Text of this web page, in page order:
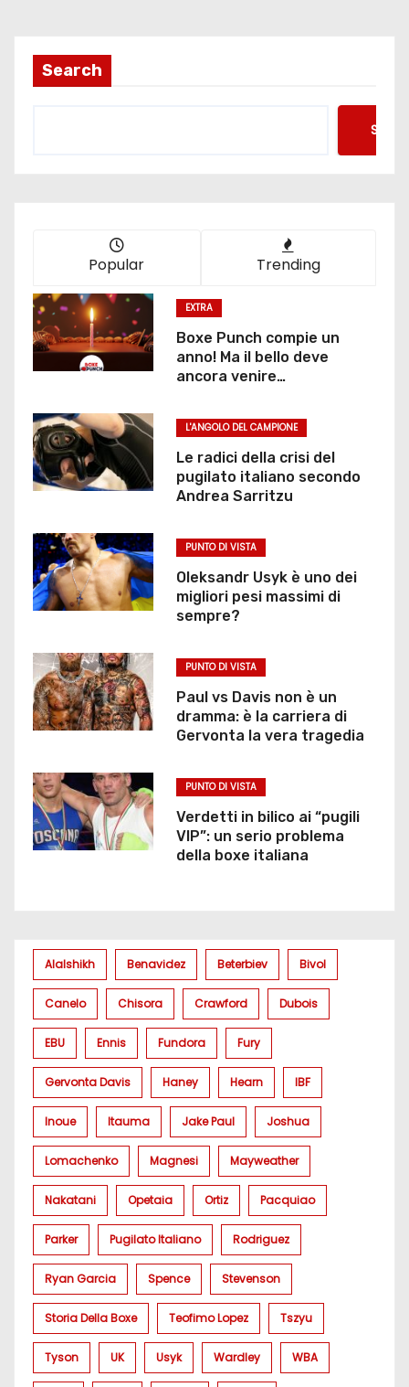
Search
Popular Trending
EXTRA
Boxe Punch compie un
anno! Ma il bello deve
ancora venire…
L'ANGOLO DEL CAMPIONE
Le radici della crisi del
pugilato italiano secondo
Andrea Sarritzu
PUNTO DI VISTA
Oleksandr Usyk è uno dei
migliori pesi massimi di
sempre?
PUNTO DI VISTA
Paul vs Davis non è un
dramma: è la carriera di
Gervonta la vera tragedia
PUNTO DI VISTA
Verdetti in bilico ai “pugili
VIP”: un serio problema
della boxe italiana
Alalshikh Benavidez Beterbiev Bivol
Canelo Chisora Crawford Dubois
EBU Ennis Fundora Fury
Gervonta Davis Haney Hearn IBF
Inoue Itauma Jake Paul Joshua
Lomachenko Magnesi Mayweather
Nakatani Opetaia Ortiz Pacquiao
Parker Pugilato Italiano Rodriguez
Ryan Garcia Spence Stevenson
Storia Della Boxe Teofimo Lopez Tszyu
Tyson UK Usyk Wardley WBA